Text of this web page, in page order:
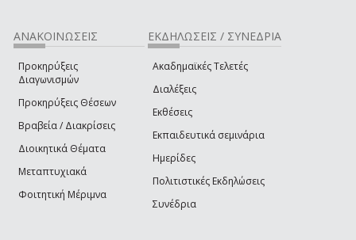
ΑΝΑΚΟΙΝΩΣΕΙΣ
Προκηρύξεις
Διαγωνισμών
Προκηρύξεις Θέσεων
Βραβεία / Διακρίσεις
Διοικητικά Θέματα
Μεταπτυχιακά
Φοιτητική Μέριμνα
ΕΚΔΗΛΩΣΕΙΣ / ΣΥΝΕΔΡΙΑ
Ακαδημαϊκές Τελετές
Διαλέξεις
Εκθέσεις
Εκπαιδευτικά σεμινάρια
Ημερίδες
Πολιτιστικές Εκδηλώσεις
Συνέδρια